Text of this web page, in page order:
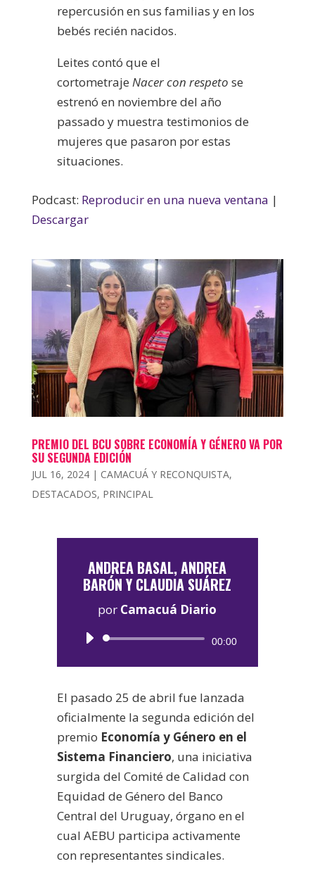
repercusión en sus familias y en los
bebés recién nacidos.
Leites contó que el
cortometraje Nacer con respeto se
estrenó en noviembre del año
passado y muestra testimonios de
mujeres que pasaron por estas
situaciones.
Podcast: Reproducir en una nueva ventana |
Descargar
PREMIO DEL BCU SOBRE ECONOMÍA Y GÉNERO VA POR
SU SEGUNDA EDICIÓN
JUL 16, 2024| CAMACUÁ Y RECONQUISTA,
DESTACADOS, PRINCIPAL
ANDREA BASAL, ANDREA
BARÓN Y CLAUDIA SUÁREZ
por Camacuá Diario
Reproductor
00:00
El pasado 25 de abril fue lanzada
oficialmente la segunda edición del
premio Economía y Género en el
Sistema Financiero, una iniciativa
surgida del Comité de Calidad con
Equidad de Género del Banco
Central del Uruguay, órgano en el
cual AEBU participa activamente
con representantes sindicales.